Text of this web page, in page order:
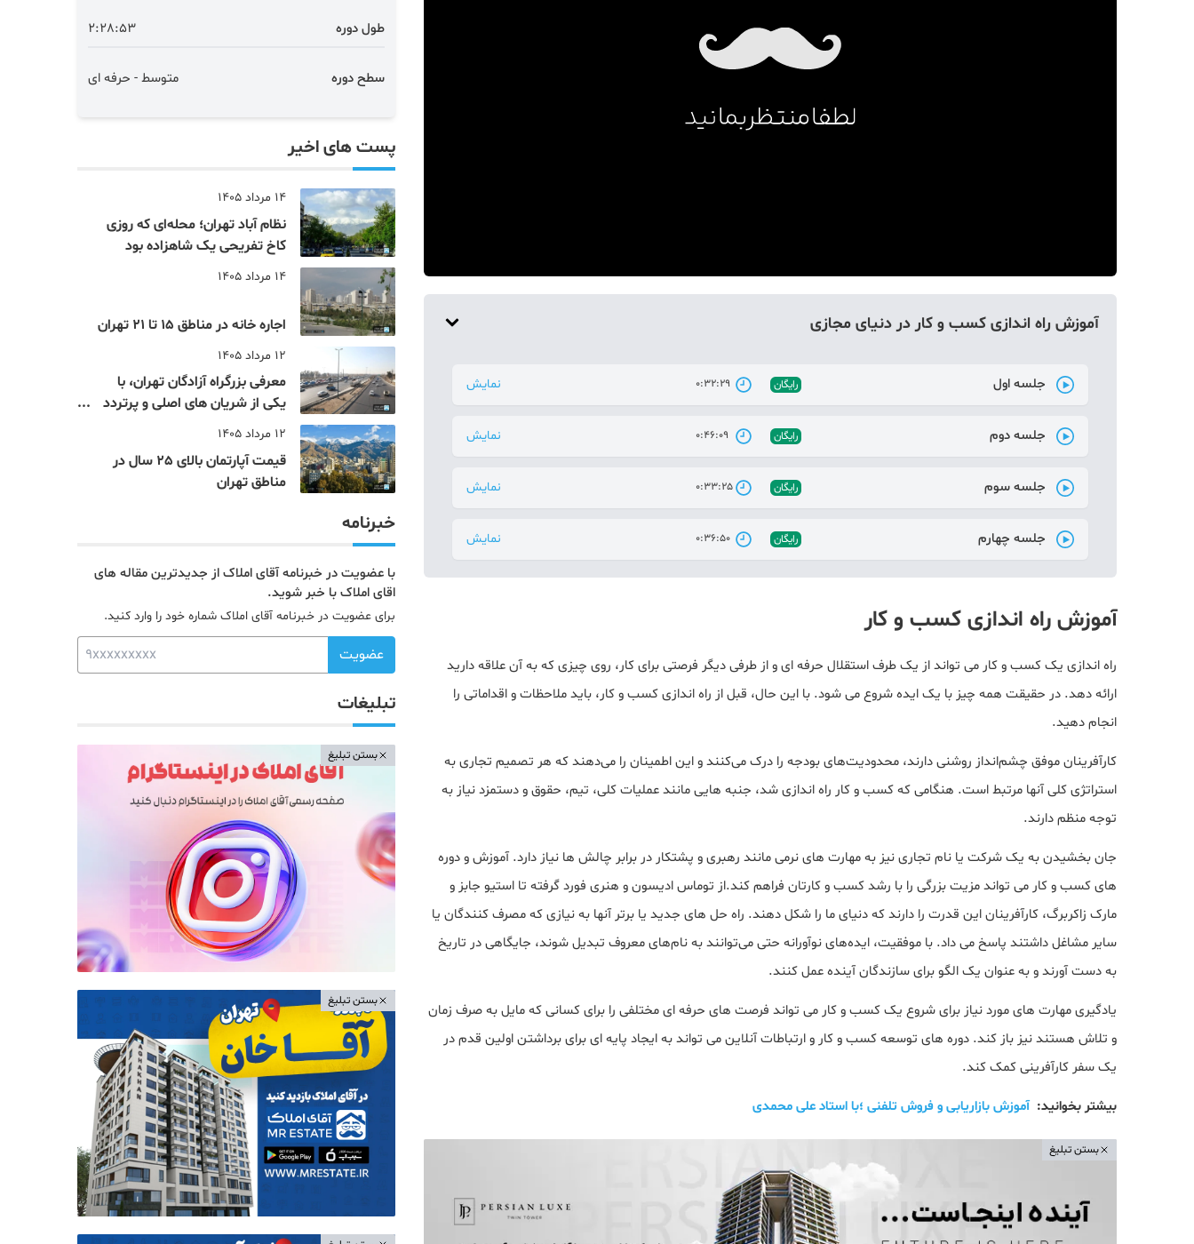
آموزش راه اندازی کسب و کار در دنیای مجازی
جلسه اول رایگان 0:32:29 نمایش
جلسه دوم رایگان 0:46:09 نمایش
جلسه سوم رایگان 0:33:25 نمایش
جلسه چهارم رایگان 0:36:50 نمایش
آموزش راه اندازی کسب و کار
راه اندازی یک کسب و کار می تواند از یک طرف استقلال حرفه ای و از طرفی دیگر فرصتی برای کار، روی چیزی که به آن علاقه دارید
ارائه دهد. در حقیقت همه چیز با یک ایده شروع می شود. با این حال، قبل از راه اندازی کسب و کار، باید ملاحظات و اقداماتی را
انجام دهید.
کارآفرینان موفق چشم‌انداز روشنی دارند، محدودیت‌های بودجه را درک می‌کنند و این اطمینان را می‌دهند که هر تصمیم تجاری به
استراتژی کلی آنها مرتبط است. هنگامی که کسب و کار راه اندازی شد، جنبه هایی مانند عملیات کلی، تیم، حقوق و دستمزد نیاز به
توجه منظم دارند.
جان بخشیدن به یک شرکت یا نام تجاری نیز به مهارت های نرمی مانند رهبری و پشتکار در برابر چالش ها نیاز دارد. آموزش و دوره
های کسب و کار می تواند مزیت بزرگی را با رشد کسب و کارتان فراهم کند.از توماس ادیسون و هنری فورد گرفته تا استیو جابز و
مارک زاکربرگ، کارآفرینان این قدرت را دارند که دنیای ما را شکل دهند. راه حل های جدید یا برتر آنها به نیازی که مصرف کنندگان یا
سایر مشاغل داشتند پاسخ می داد. با موفقیت، ایده‌های نوآورانه حتی می‌توانند به نام‌های معروف تبدیل شوند، جایگاهی در تاریخ
به دست آورند و به عنوان یک الگو برای سازندگان آینده عمل کنند.
یادگیری مهارت های مورد نیاز برای شروع یک کسب و کار می تواند فرصت های حرفه ای مختلفی را برای کسانی که مایل به صرف زمان
و تلاش هستند نیز باز کند. دوره های توسعه کسب و کار و ارتباطات آنلاین می تواند به ایجاد پایه ای برای برداشتن اولین قدم در
یک سفر کارآفرینی کمک کند.
بیشتر بخوانید: آموزش بازاریابی و فروش تلفنی ؛با استاد علی محمدی
بستن تبلیغ
طول دوره 2:28:53
سطح دوره متوسط - حرفه ای
پست های اخیر
14 مرداد 1405
نظام‌ آباد تهران؛ محله‌ای که روزی
کاخ تفریحی یک شاهزاده بود
14 مرداد 1405
اجاره خانه در مناطق 15 تا 21 تهران
12 مرداد 1405
معرفی بزرگراه آزادگان تهران، با
یکی از شریان های اصلی و پرتردد
جنوب پایتخت آشنا شوید
12 مرداد 1405
قیمت آپارتمان بالای 25 سال در
مناطق تهران
خبرنامه
با عضویت در خبرنامه آقای املاک از جدیدترین مقاله های
اقای املاک با خبر شوید.
برای عضویت در خبرنامه آقای املاک شماره خود را وارد کنید.
عضویت
تبلیغات
بستن تبلیغ
بستن تبلیغ